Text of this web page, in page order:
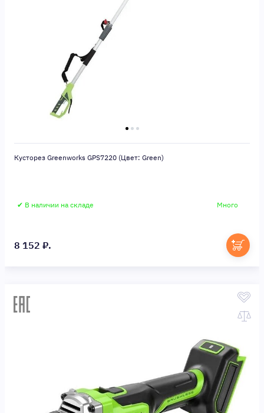
Кусторез Greenworks GPS7220 (Цвет: Green)
✔ В наличии на складе Много
8 152 ₽.